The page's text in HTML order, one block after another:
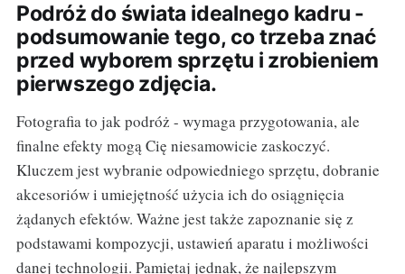
Podróż do świata idealnego kadru -
podsumowanie tego, co trzeba znać
przed wyborem sprzętu i zrobieniem
pierwszego zdjęcia.
Fotografia to jak podróż - wymaga przygotowania, ale
finalne efekty mogą Cię niesamowicie zaskoczyć.
Kluczem jest wybranie odpowiedniego sprzętu, dobranie
akcesoriów i umiejętność użycia ich do osiągnięcia
żądanych efektów. Ważne jest także zapoznanie się z
podstawami kompozycji, ustawień aparatu i możliwości
danej technologii. Pamiętaj jednak, że najlepszym